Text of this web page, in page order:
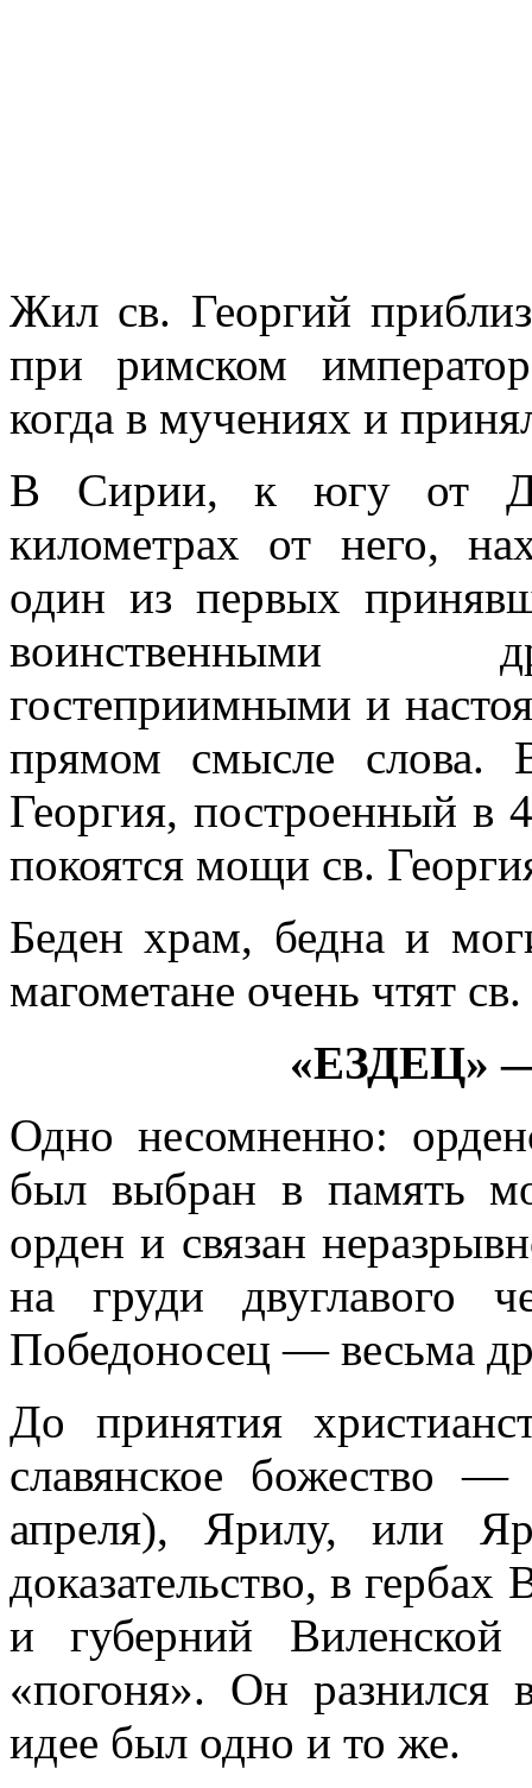
Жил св. Георгий
при римском
когда в мучениях и
В Сирии, к югу от
километрах от него,
один из первых
воинственными
гостеприимными и
прямом смысле слова.
Георгия, построенный в
покоятся мощи св.
Беден храм, бедна и
магометане очень чтят
«ЕЗДЕЦ»
Одно несомненно:
был выбран в память
орден и связан
на груди двуглавого
Победоносец — весьма
До принятия
славянское божество
апреля), Ярилу, или
доказательство, в
и губерний
«погоня». Он разнился
идее был одно и то же.